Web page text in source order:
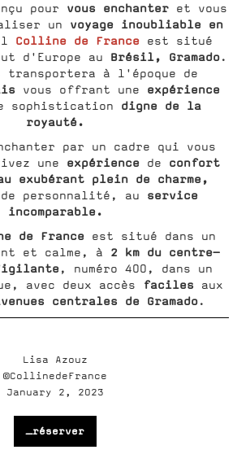
pour vous enchanteret vous
un voyage inoubliable en
Colline de Franceest situé
d'Europe au Brésil, Gramado.
transportera à l'époque de
vous offrant une expérience
sophistication digne de la
royauté.
par un cadre qui vous
une expériencede confort
exubérant plein de charme,
personnalité, au service
incomparable.
de France est situé dans un
et calme, à 2 km du centre-
, numéro 400, dans un
avec deux accès
faciles
aux
centrales de Gramado.
Lisa Azouz
©CollinedeFrance
January 2, 2023
_réserver